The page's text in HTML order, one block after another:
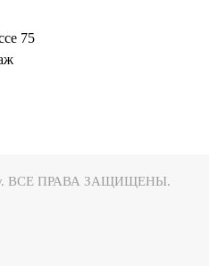
75
ВСЕ ПРАВА ЗАЩИЩЕНЫ.